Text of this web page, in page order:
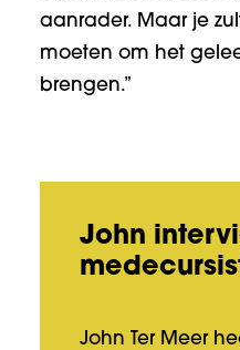
aanrader. Maar je
moeten om het
brengen.”
John
John Ter Meer